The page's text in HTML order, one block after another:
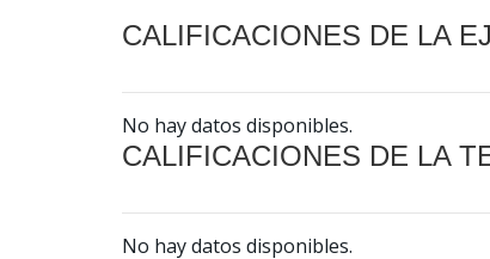
CALIFICACIONES DE LA
No hay datos disponibles.
CALIFICACIONES DE LA
No hay datos disponibles.